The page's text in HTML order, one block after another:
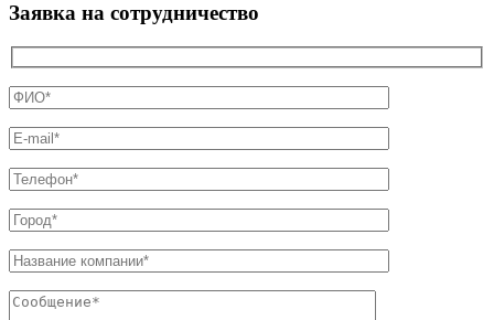
Заявка на сотрудничество